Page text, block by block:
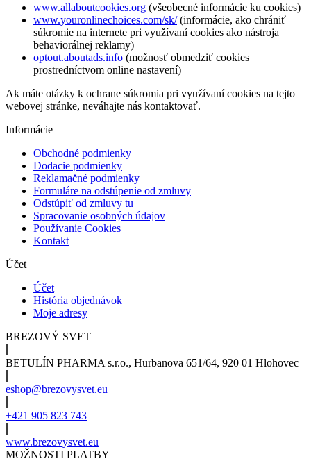
www.allaboutcookies.org (všeobecné informácie ku cookies)
www.youronlinechoices.com/sk/(informácie, ako chrániť
súkromie na internete pri využívaní cookies ako nástroja
behaviorálnej reklamy)
optout.aboutads.info (možnosť obmedziť cookies
prostredníctvom online nastavení)
Ak máte otázky k ochrane súkromia pri využívaní cookies na tejto
webovej stránke, neváhajte nás kontaktovať.
Informácie
Obchodné podmienky
Dodacie podmienky
Reklamačné podmienky
Formuláre na odstúpenie od zmluvy
Odstúpiť od zmluvy tu
Spracovanie osobných údajov
Používanie Cookies
Kontakt
Účet
Účet
História objednávok
Moje adresy
BREZOVÝ SVET
BETULÍN PHARMA s.r.o., Hurbanova 651/64, 920 01 Hlohovec
eshop@brezovysvet.eu
+421 905 823 743
www.brezovysvet.eu
MOŽNOSTI PLATBY